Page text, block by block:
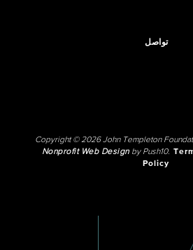
تواصل
Copyright © 2026 John Templeton
Nonprofit Web Designby Push10.
Policy